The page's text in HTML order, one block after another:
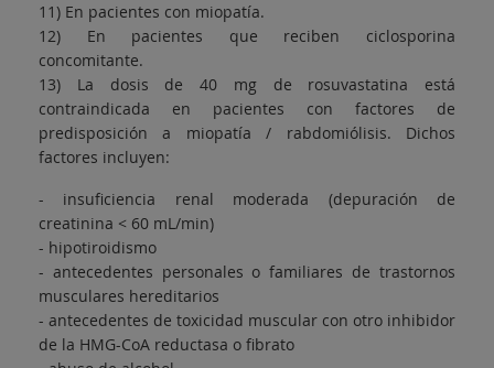
11) En pacientes con miopatía.
12) En pacientes que reciben ciclosporina
concomitante.
13) La dosis de 40 mg de rosuvastatina está
contraindicada en pacientes con factores de
predisposición a miopatía / rabdomiólisis. Dichos
factores incluyen:
- insuficiencia renal moderada (depuración de
creatinina < 60 mL/min)
- hipotiroidismo
- antecedentes personales o familiares de trastornos
musculares hereditarios
- antecedentes de toxicidad muscular con otro inhibidor
de la HMG-CoA reductasa o fibrato